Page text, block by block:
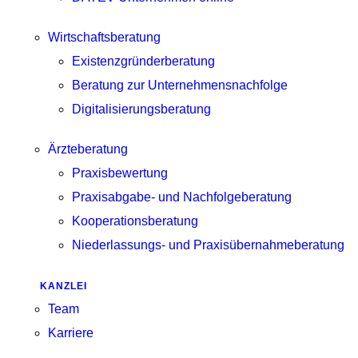
Wirtschaftsberatung
Existenzgründerberatung
Beratung zur Unternehmensnachfolge
Digitalisierungsberatung
Ärzteberatung
Praxisbewertung
Praxisabgabe- und Nachfolgeberatung
Kooperationsberatung
Niederlassungs- und Praxisübernahmeberatung
KANZLEI
Team
Karriere